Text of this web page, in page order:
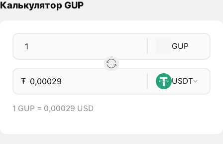
Калькулятор GUP
GUP
₮ USDT
1 GUP = 0,00029 USD